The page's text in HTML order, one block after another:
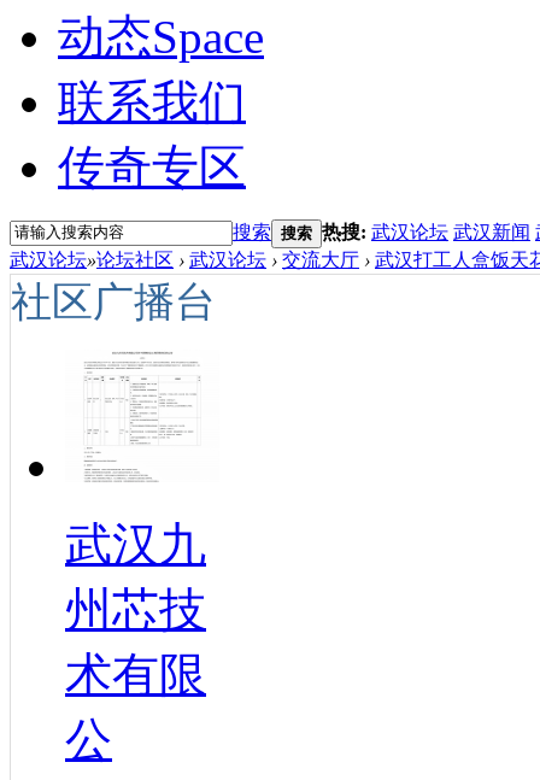
动态Space
联系我们
传奇专区
搜索 搜索 热搜: 武汉论坛 武汉新闻
武汉论坛»论坛社区 › 武汉论坛 › 交流大厅 › 武汉打工人盒饭天
社区广播台
武汉九
州芯技
术有限
公